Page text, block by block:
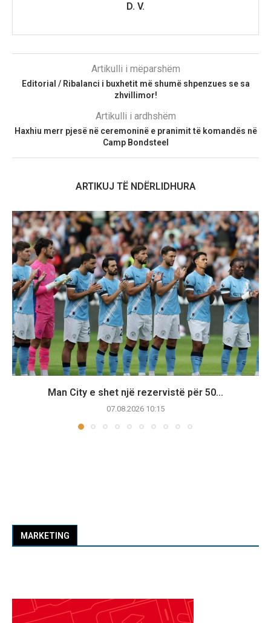
D. V.
Artikulli i mëparshëm
Editorial / Ribalanci i buxhetit më shumë shpenzues se sa
zhvillimor!
Artikulli i ardhshëm
Haxhiu merr pjesë në ceremoninë e pranimit të komandës në
Camp Bondsteel
ARTIKUJ TË NDËRLIDHURA
Man City e shet një rezervistë për 50...
07.08.2026 10:15
MARKETING